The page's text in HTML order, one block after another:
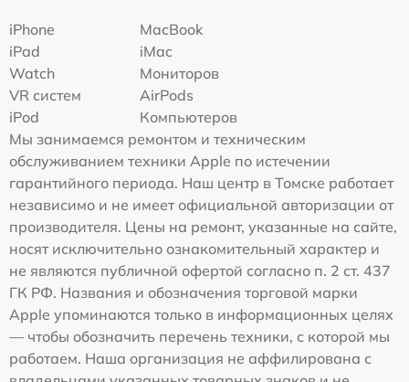
iPhone
MacBook
iPad
iMac
Watch
Мониторов
VR систем
AirPods
iPod
Компьютеров
Мы занимаемся ремонтом и техническим
обслуживанием техники Apple по истечении
гарантийного периода. Наш центр в Томске работает
независимо и не имеет официальной авторизации от
производителя. Цены на ремонт, указанные на сайте,
носят исключительно ознакомительный характер и
не являются публичной офертой согласно п. 2 ст. 437
ГК РФ. Названия и обозначения торговой марки
Apple упоминаются только в информационных целях
— чтобы обозначить перечень техники, с которой мы
работаем. Наша организация не аффилирована с